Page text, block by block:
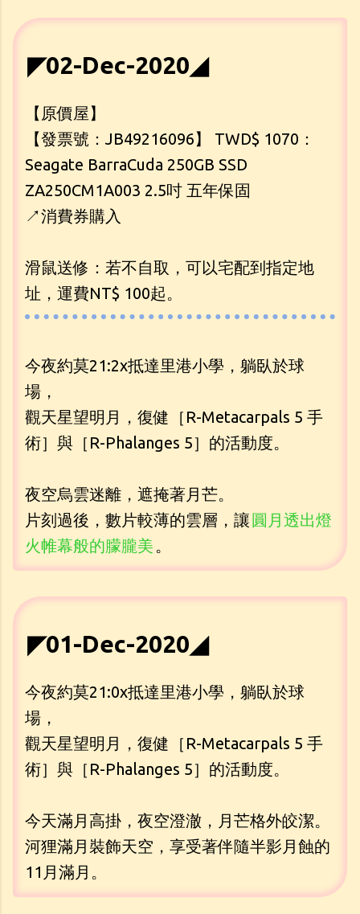
◤02-Dec-2020◢
【原價屋】
【發票號：JB49216096】 TWD$ 1070：
Seagate BarraCuda 250GB SSD
ZA250CM1A003 2.5吋 五年保固
↗消費券購入
滑鼠送修：若不自取，可以宅配到指定地
址，運費NT$ 100起。
今夜約莫21:2x抵達里港小學，躺臥於球
場，
觀天星望明月，復健［R-Metacarpals 5 手
術］與［R-Phalanges 5］的活動度。
夜空烏雲迷離，遮掩著月芒。
片刻過後，數片較薄的雲層，讓圓月透出燈
火帷幕般的朦朧美 。
◤01-Dec-2020◢
今夜約莫21:0x抵達里港小學，躺臥於球
場，
觀天星望明月，復健［R-Metacarpals 5 手
術］與［R-Phalanges 5］的活動度。
今天滿月高掛，夜空澄澈，月芒格外皎潔。
河狸滿月裝飾天空，享受著伴隨半影月蝕的
11月滿月。